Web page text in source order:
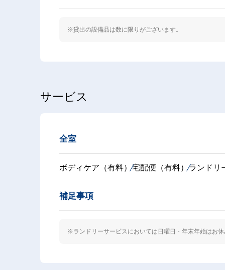
※貸出の設備品は数に限りがございます。
サービス
全室
ボディケア（有料）宅配便（有料）ランドリ
補足事項
※ランドリーサービスにおいては日曜日・年末年始はお